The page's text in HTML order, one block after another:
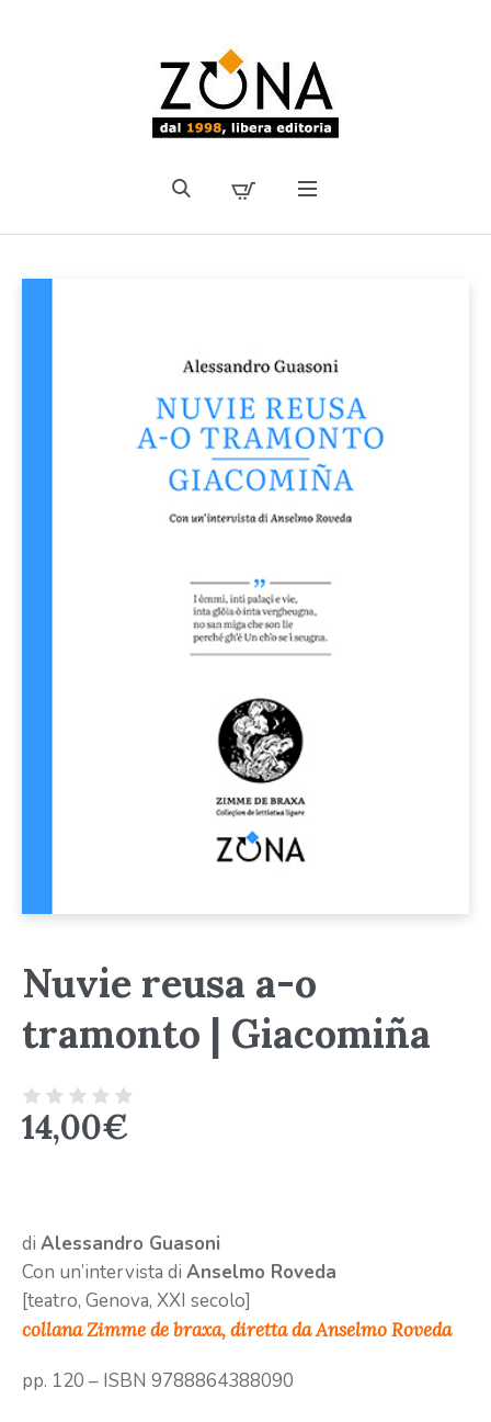
Nuvie reusa a-o
tramonto | Giacomiña
14,00€
di Alessandro Guasoni
Con un’intervista di Anselmo Roveda
[teatro, Genova, XXI secolo]
collana Zimme de braxa, diretta da Anselmo Roveda
pp. 120 – ISBN 9788864388090